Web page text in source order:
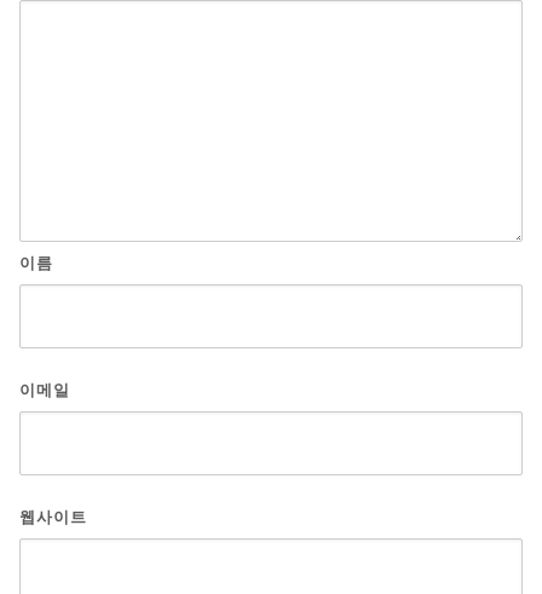
이름
이메일
웹사이트